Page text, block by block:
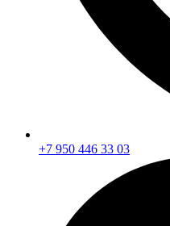
+7 950 446 33 03